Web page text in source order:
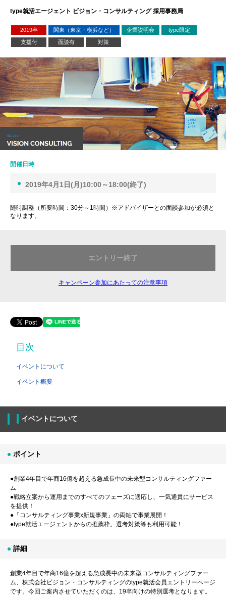
type就活エージェント ビジョン・コンサルティング 採用事務局
2019卒 関東（東京・横浜など） 企業説明会
type限定
支援付
面談有 対策
開催日時
2019年4月1日(月)10:00～18:00(終了)
随時調整（所要時間：30分～1時間）※アドバイザーとの面談参加が必須と
なります。
エントリー終了
キャンペーン参加にあたっての注意事項
目次
イベントについて
イベント概要
イベントについて
ポイント
●創業4年目で年商16億を超える急成長中の未来型コンサルティングファー
ム
●戦略立案から運用までのすべてのフェーズに適応し、一気通貫にサービス
を提供！
●「コンサルティング事業x新規事業」の両軸で事業展開！
●type就活エージェントからの推薦枠。選考対策等も利用可能！
詳細
創業4年目で年商16億を超える急成長中の未来型コンサルティングファー
ム、株式会社ビジョン・コンサルティングのtype就活会員エントリーページ
です。今回ご案内させていただくのは、19卒向けの特別選考となります。